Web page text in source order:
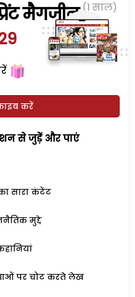
मैगजीन (1 साल)
करें
से जुड़ेें और पाएं
सारा कंटेंट
मुद्दे
पर चोट करते लेख